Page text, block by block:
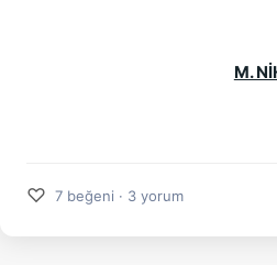
M.
♡ 7 beğeni · 3 yorum